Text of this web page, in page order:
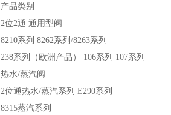
产品类别
2位2通 通用型阀
8210系列 8262系列/8263系列
238系列（欧洲产品） 106系列 107系列
热水/蒸汽阀
2位通热水/蒸汽系列 E290系列
8315蒸汽系列